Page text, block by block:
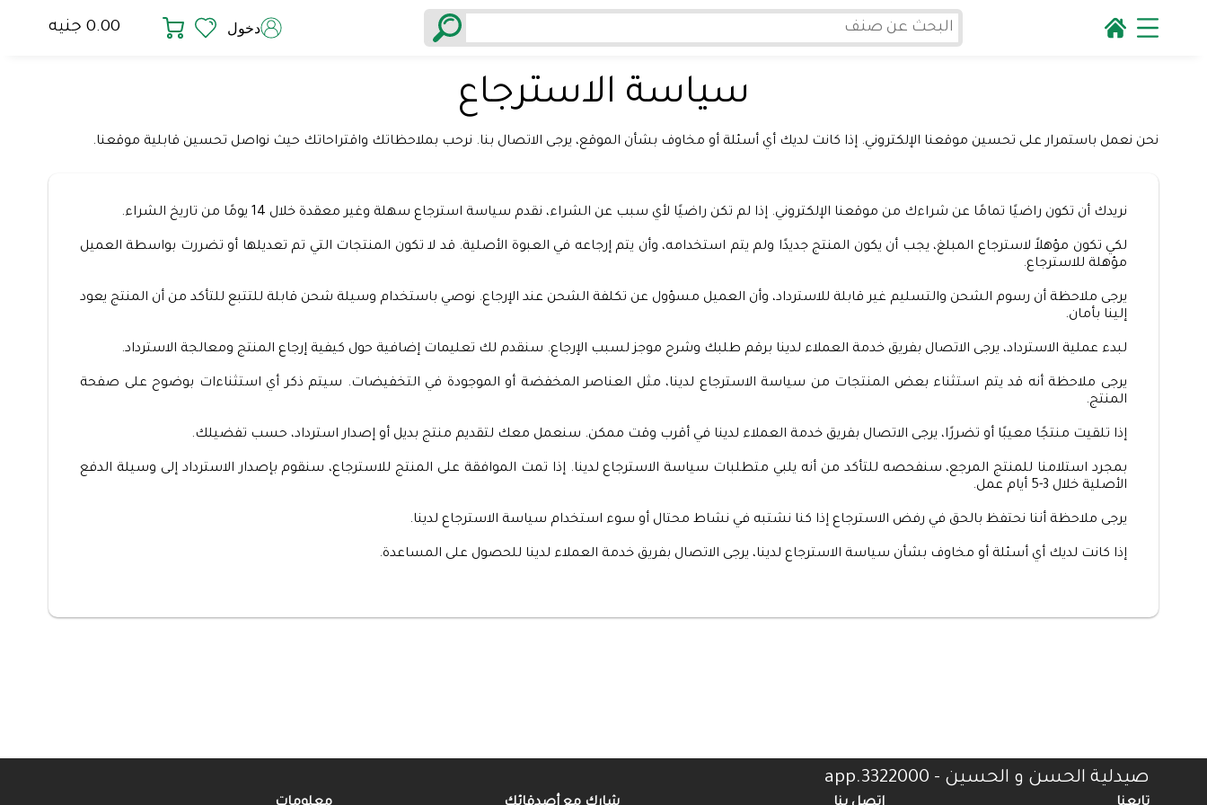
دخول 0.00 جنيه
سياسة الاسترجاع
نحن نعمل باستمرار على تحسين موقعنا الإلكتروني. إذا كانت لديك أي أسئلة أو مخاوف بشأن الموقع، يرجى الاتصال بنا. نرحب بملاحظاتك واقتراحاتك حيث نواصل تحسين قابلية موقعنا.
نريدك أن تكون راضيًا تمامًا عن شراءك من موقعنا الإلكتروني. إذا لم تكن راضيًا لأي سبب عن الشراء، نقدم سياسة استرجاع سهلة وغير معقدة خلال 14 يومًا من تاريخ الشراء.
لكي تكون مؤهلاً لاسترجاع المبلغ، يجب أن يكون المنتج جديدًا ولم يتم استخدامه، وأن يتم إرجاعه في العبوة الأصلية. قد لا تكون المنتجات التي تم تعديلها أو تضررت بواسطة العميل
مؤهلة للاسترجاع.
يرجى ملاحظة أن رسوم الشحن والتسليم غير قابلة للاسترداد، وأن العميل مسؤول عن تكلفة الشحن عند الإرجاع. نوصي باستخدام وسيلة شحن قابلة للتتبع للتأكد من أن المنتج يعود
إلينا بأمان.
لبدء عملية الاسترداد، يرجى الاتصال بفريق خدمة العملاء لدينا برقم طلبك وشرح موجز لسبب الإرجاع. سنقدم لك تعليمات إضافية حول كيفية إرجاع المنتج ومعالجة الاسترداد.
يرجى ملاحظة أنه قد يتم استثناء بعض المنتجات من سياسة الاسترجاع لدينا، مثل العناصر المخفضة أو الموجودة في التخفيضات. سيتم ذكر أي استثناءات بوضوح على صفحة
المنتج.
إذا تلقيت منتجًا معيبًا أو تضررًا، يرجى الاتصال بفريق خدمة العملاء لدينا في أقرب وقت ممكن. سنعمل معك لتقديم منتج بديل أو إصدار استرداد، حسب تفضيلك.
بمجرد استلامنا للمنتج المرجع، سنفحصه للتأكد من أنه يلبي متطلبات سياسة الاسترجاع لدينا. إذا تمت الموافقة على المنتج للاسترجاع، سنقوم بإصدار الاسترداد إلى وسيلة الدفع
الأصلية خلال 3-5 أيام عمل.
يرجى ملاحظة أننا نحتفظ بالحق في رفض الاسترجاع إذا كنا نشتبه في نشاط محتال أو سوء استخدام سياسة الاسترجاع لدينا.
إذا كانت لديك أي أسئلة أو مخاوف بشأن سياسة الاسترجاع لدينا، يرجى الاتصال بفريق خدمة العملاء لدينا للحصول على المساعدة.
صيدلية الحسن و الحسين - 3322000.app